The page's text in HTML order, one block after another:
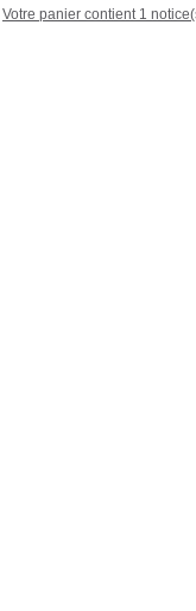
Votre panier contient 1